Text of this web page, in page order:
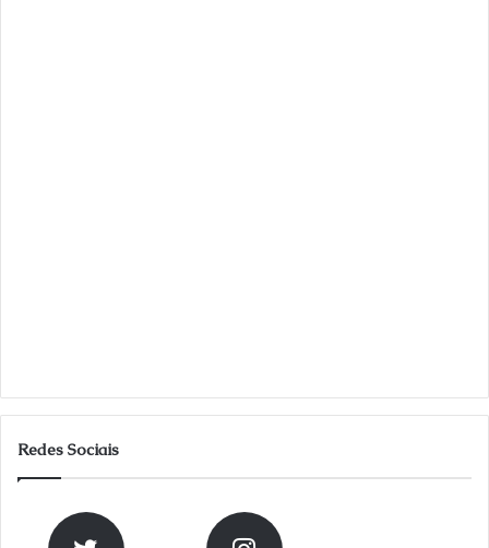
Redes Sociais